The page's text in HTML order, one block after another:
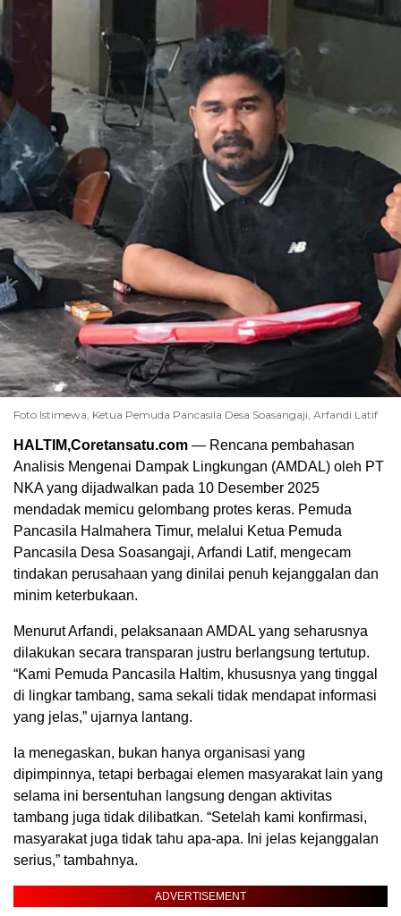
Foto Istimewa, Ketua Pemuda Pancasila Desa Soasangaji, Arfandi Latif
HALTIM,Coretansatu.com — Rencana pembahasan
Analisis Mengenai Dampak Lingkungan (AMDAL) oleh PT
NKA yang dijadwalkan pada 10 Desember 2025
mendadak memicu gelombang protes keras. Pemuda
Pancasila Halmahera Timur, melalui Ketua Pemuda
Pancasila Desa Soasangaji, Arfandi Latif, mengecam
tindakan perusahaan yang dinilai penuh kejanggalan dan
minim keterbukaan.
Menurut Arfandi, pelaksanaan AMDAL yang seharusnya
dilakukan secara transparan justru berlangsung tertutup.
“Kami Pemuda Pancasila Haltim, khususnya yang tinggal
di lingkar tambang, sama sekali tidak mendapat informasi
yang jelas,” ujarnya lantang.
Ia menegaskan, bukan hanya organisasi yang
dipimpinnya, tetapi berbagai elemen masyarakat lain yang
selama ini bersentuhan langsung dengan aktivitas
tambang juga tidak dilibatkan. “Setelah kami konfirmasi,
masyarakat juga tidak tahu apa-apa. Ini jelas kejanggalan
serius,” tambahnya.
ADVERTISEMENT